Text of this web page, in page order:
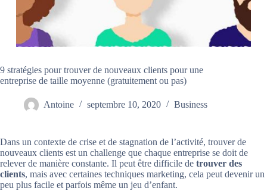
9 stratégies pour trouver de nouveaux clients pour une
entreprise de taille moyenne (gratuitement ou pas)
Antoine septembre 10, 2020 Business
Dans un contexte de crise et de stagnation de l’activité, trouver de
nouveaux clients est un challenge que chaque entreprise se doit de
relever de manière constante. Il peut être difficile de trouver des
clients, mais avec certaines techniques marketing, cela peut devenir un
peu plus facile et parfois même un jeu d’enfant.